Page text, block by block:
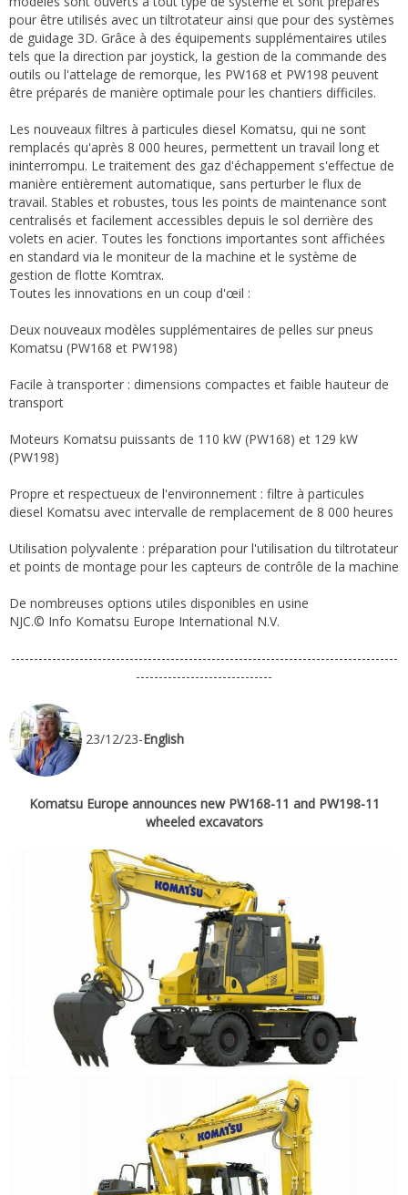
pour être utilisés avec un tiltrotateur ainsi que pour des systèmes
de guidage 3D. Grâce à des équipements supplémentaires utiles
tels que la direction par joystick, la gestion de la commande des
outils ou l'attelage de remorque, les PW168 et PW198 peuvent
être préparés de manière optimale pour les chantiers difficiles.
Les nouveaux filtres à particules diesel Komatsu, qui ne sont
remplacés qu'après 8 000 heures, permettent un travail long et
ininterrompu. Le traitement des gaz d'échappement s'effectue de
manière entièrement automatique, sans perturber le flux de
travail. Stables et robustes, tous les points de maintenance sont
centralisés et facilement accessibles depuis le sol derrière des
volets en acier. Toutes les fonctions importantes sont affichées
en standard via le moniteur de la machine et le système de
gestion de flotte Komtrax.
Toutes les innovations en un coup d'œil :
Deux nouveaux modèles supplémentaires de pelles sur pneus
Komatsu (PW168 et PW198)
Facile à transporter : dimensions compactes et faible hauteur de
transport
Moteurs Komatsu puissants de 110 kW (PW168) et 129 kW
(PW198)
Propre et respectueux de l'environnement : filtre à particules
diesel Komatsu avec intervalle de remplacement de 8 000 heures
Utilisation polyvalente : préparation pour l'utilisation du tiltrotateur
et points de montage pour les capteurs de contrôle de la machine
De nombreuses options utiles disponibles en usine
NJC.© Info Komatsu Europe International N.V.
-------------------------------------------------------------------------------------
------------------------------
23/12/23-English
Komatsu Europe announces new PW168-11 and PW198-11
wheeled excavators